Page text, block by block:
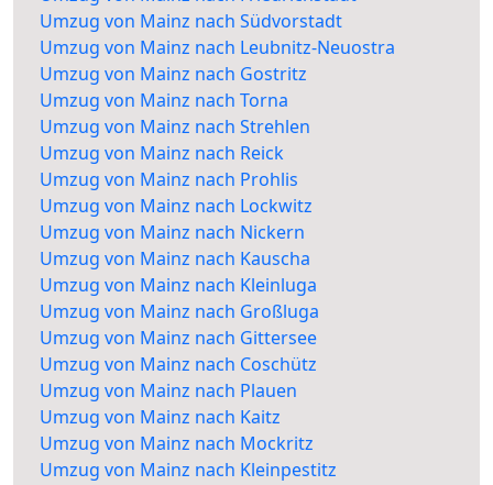
Umzug von Mainz nach Südvorstadt
Umzug von Mainz nach Leubnitz-Neuostra
Umzug von Mainz nach Gostritz
Umzug von Mainz nach Torna
Umzug von Mainz nach Strehlen
Umzug von Mainz nach Reick
Umzug von Mainz nach Prohlis
Umzug von Mainz nach Lockwitz
Umzug von Mainz nach Nickern
Umzug von Mainz nach Kauscha
Umzug von Mainz nach Kleinluga
Umzug von Mainz nach Großluga
Umzug von Mainz nach Gittersee
Umzug von Mainz nach Coschütz
Umzug von Mainz nach Plauen
Umzug von Mainz nach Kaitz
Umzug von Mainz nach Mockritz
Umzug von Mainz nach Kleinpestitz